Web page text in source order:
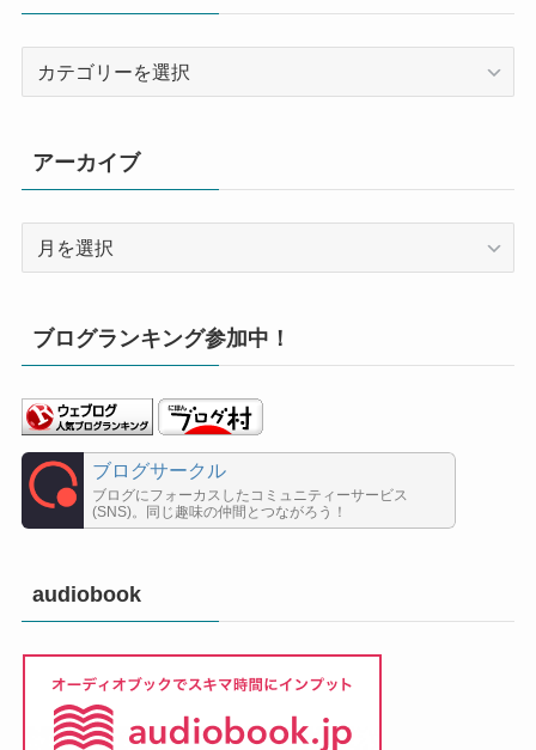
ー
アーカイブ
ブ
ブログランキング参加中！
ブログサークル
ブログにフォーカスしたコミュニティーサービス
(SNS)。同じ趣味の仲間とつながろう！
audiobook